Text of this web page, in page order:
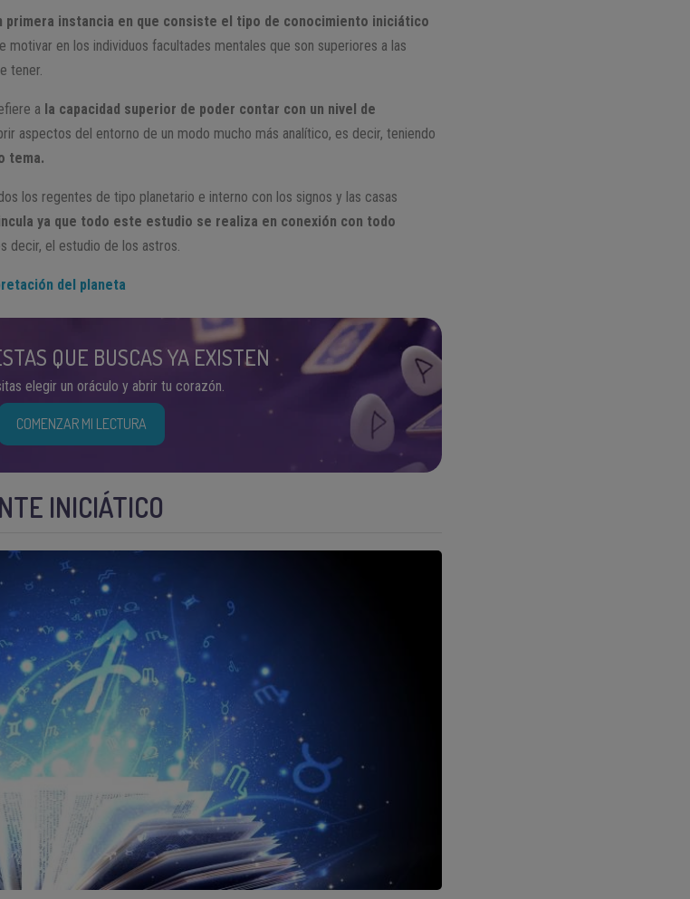
primera instancia en que consiste el tipo de conocimiento iniciático
en los individuos facultades mentales que son superiores a las
tener.
a la capacidad superior de poder contar con un nivel de
aspectos del entorno de un modo mucho más analítico, es decir, teniendo
tema.
los regentes de tipo planetario e interno con los signos y las casas
ya que todo este estudio se realiza en conexión con todo
decir, el estudio de los astros.
del planeta
QUE BUSCAS YA EXISTEN
elegir un oráculo y abrir tu corazón.
COMENZAR MI LECTURA
INICIÁTICO